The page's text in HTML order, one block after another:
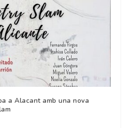
a Alacant amb una nova